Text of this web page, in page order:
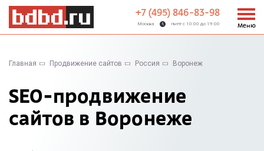
+7 (495) 846-83-98
Москва пн-пт с 10:00 до 19:00 Меню
Главная Продвижение сайтов Россия Воронеж
SEO-продвижение
сайтов в Воронеже